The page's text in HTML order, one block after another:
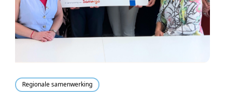
Regionale samenwerking